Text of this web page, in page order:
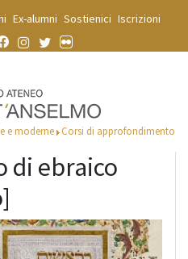
Ex-alumni Sostienici Iscrizioni
e moderne Corsi di approfondimento
di ebraico